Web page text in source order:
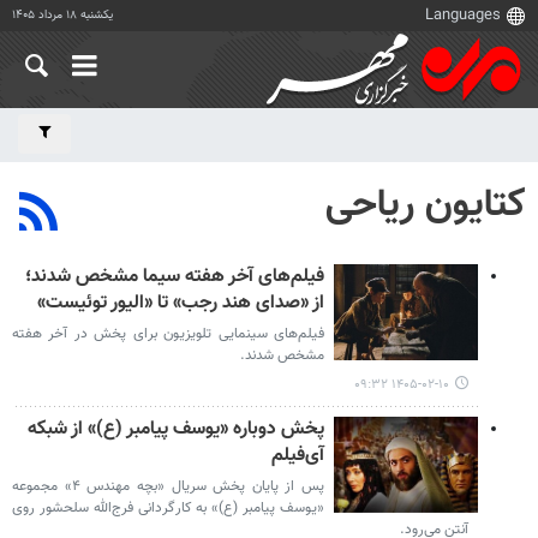
یکشنبه ۱۸ مرداد ۱۴۰۵
کتایون ریاحی
فیلم‌های آخر هفته سیما مشخص شدند؛
از «صدای هند رجب» تا «الیور توئیست»
فیلم‌های سینمایی تلویزیون برای پخش در آخر هفته
مشخص شدند.
۱۴۰۵-۰۲-۱۰ ۰۹:۳۲
پخش دوباره «یوسف پیامبر (ع)» از شبکه
آی‌فیلم
پس از پایان پخش سریال «بچه مهندس ۴» مجموعه
«یوسف پیامبر (ع)» به کارگردانی فرج‌الله سلحشور روی
آنتن می‌رود.